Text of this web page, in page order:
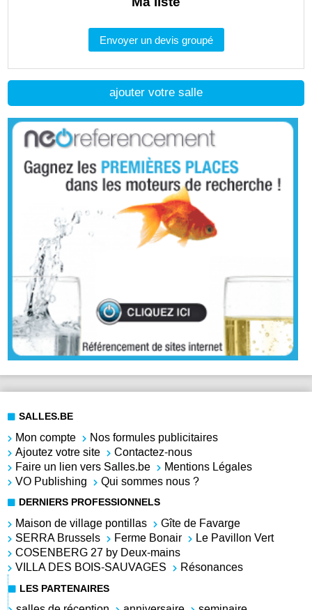
ajouter votre salle
Envoyer un devis groupé
SALLES.BE
Mon compte
Nos formules publicitaires
Ajoutez votre site
Contactez-nous
Faire un lien vers Salles.be
Mentions Légales
VO Publishing
Qui sommes nous ?
DERNIERS PROFESSIONNELS
Maison de village pontillas
Gîte de Favarge
SERRA Brussels
Ferme Bonair
Le Pavillon Vert
COSENBERG 27 by Deux-mains
VILLA DES BOIS-SAUVAGES
Résonances
LES PARTENAIRES